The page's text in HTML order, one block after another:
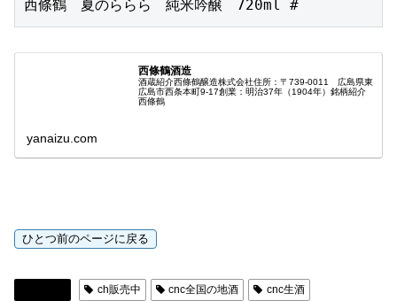
西條鶴　夏のららら　純米吟醸　720ml #
西條鶴酒造
酒蔵紹介西條鶴醸造株式会社住所：〒739-0011 広島県東
広島市西条本町9-17創業：明治37年（1904年）銘柄紹介
西條鶴
yanaizu.com
ch販売中 cnc全国の地酒
cnc生酒